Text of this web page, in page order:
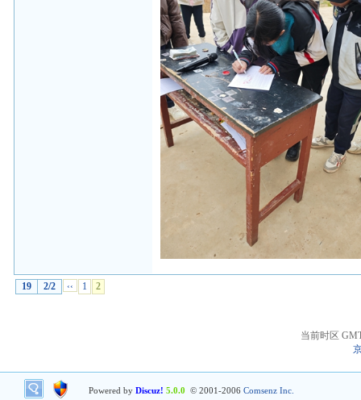
19 2/2 ‹‹ 1 2
当前时区
Powered by Discuz! 5.0.0 © 2001-2006 Comsenz Inc.